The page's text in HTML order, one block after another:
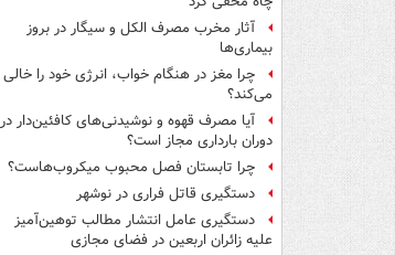
آثار مخرب مصرف الکل و سیگار در بروز
بیماری‌ها
چرا مغز در هنگام خواب، انرژی خود را خالی
می‌کند؟
آیا مصرف قهوه و نوشیدنی‌های کافئین‌دار در
دوران بارداری مجاز است؟
چرا تابستان فصل محبوب میکروب‌هاست؟
دستگیری قاتل فراری در نوشهر
دستگیری عامل انتشار مطالب توهین‌آمیز
علیه زائران اربعین در فضای مجازی